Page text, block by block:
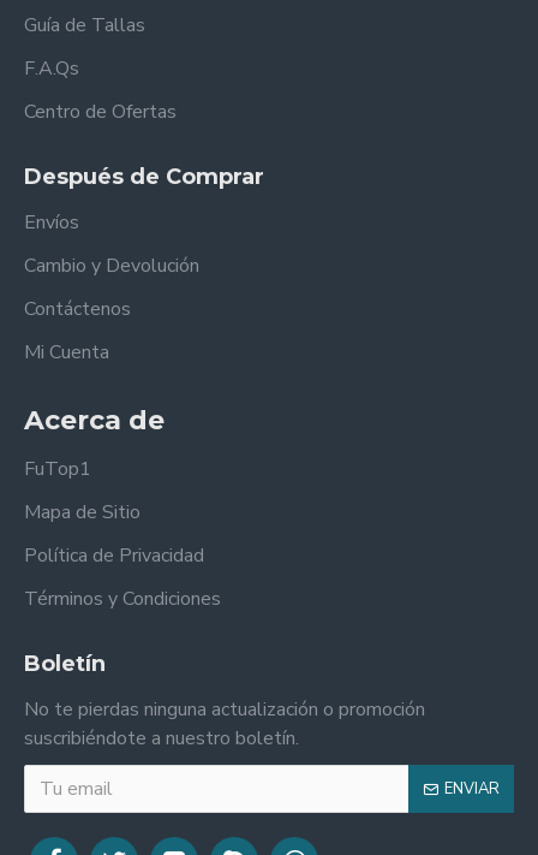
Guía de Tallas
F.A.Qs
Centro de Ofertas
Después de Comprar
Envíos
Cambio y Devolución
Contáctenos
Mi Cuenta
Acerca de
FuTop1
Mapa de Sitio
Política de Privacidad
Términos y Condiciones
Boletín
No te pierdas ninguna actualización o promoción
suscribiéndote a nuestro boletín.
ENVIAR